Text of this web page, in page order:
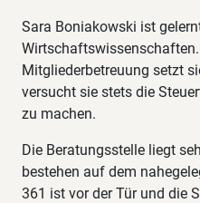
Sara Boniakowski ist
Mitgliederbetreuung setzt
versucht sie stets die
zu machen.
Die Beratungsstelle liegt
bestehen auf dem
361 ist vor der Tür und die